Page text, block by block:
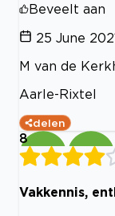
Beveelt aan
25 June
M van de
Aarle-Rixtel
delen
8
Vakkennis,